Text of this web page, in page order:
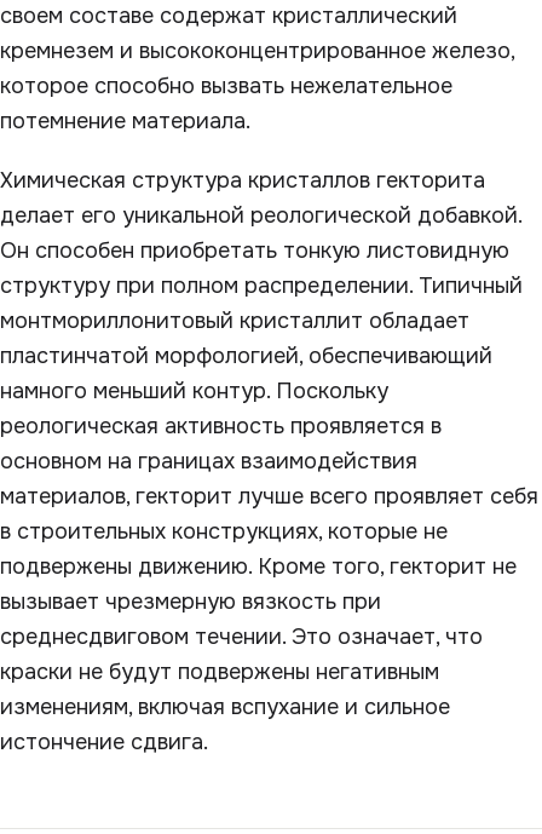
своем составе содержат кристаллический
кремнезем и высококонцентрированное железо,
которое способно вызвать нежелательное
потемнение материала.
Химическая структура кристаллов гекторита
делает его уникальной реологической добавкой.
Он способен приобретать тонкую листовидную
структуру при полном распределении. Типичный
монтмориллонитовый кристаллит обладает
пластинчатой морфологией, обеспечивающий
намного меньший контур. Поскольку
реологическая активность проявляется в
основном на границах взаимодействия
материалов, гекторит лучше всего проявляет себя
в строительных конструкциях, которые не
подвержены движению. Кроме того, гекторит не
вызывает чрезмерную вязкость при
среднесдвиговом течении. Это означает, что
краски не будут подвержены негативным
изменениям, включая вспухание и сильное
истончение сдвига.